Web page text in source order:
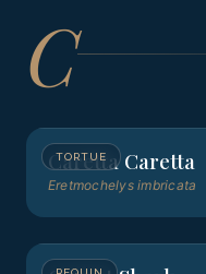
C
TORTUE
Caretta Caretta
Eretmochelys imbricata